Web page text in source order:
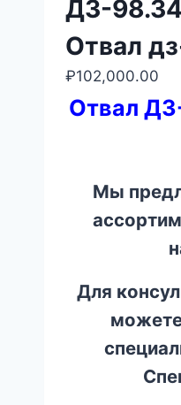
ДЗ-
Отвал
₽102,000.00
Отвал
Мы
Для